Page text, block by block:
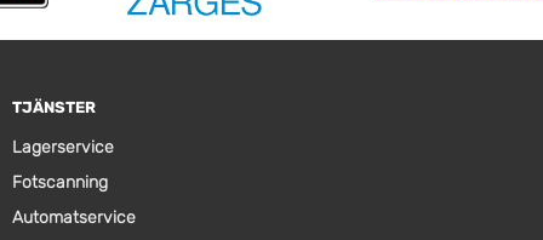
TJÄNSTER
Lagerservice
Fotscanning
Automatservice